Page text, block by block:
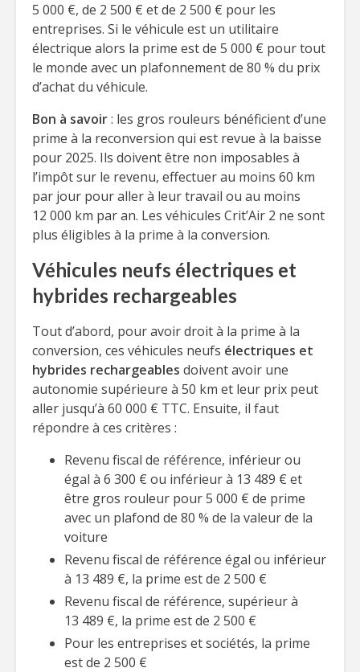
5 000 €, de 2 500 € et de 2 500 € pour les
entreprises. Si le véhicule est un utilitaire
électrique alors la prime est de 5 000 € pour tout
le monde avec un plafonnement de 80 % du prix
d’achat du véhicule.
Bon à savoir: les gros rouleurs bénéficient d’une
prime à la reconversion qui est revue à la baisse
pour 2025. Ils doivent être non imposables à
l’impôt sur le revenu, effectuer au moins 60 km
par jour pour aller à leur travail ou au moins
12 000 km par an. Les véhicules Crit’Air 2 ne sont
plus éligibles à la prime à la conversion.
Véhicules neufs électriques et
hybrides rechargeables
Tout d’abord, pour avoir droit à la prime à la
conversion, ces véhicules neufs électriques et
hybrides rechargeables doivent avoir une
autonomie supérieure à 50 km et leur prix peut
aller jusqu’à 60 000 € TTC. Ensuite, il faut
répondre à ces critères :
Revenu fiscal de référence, inférieur ou
égal à 6 300 € ou inférieur à 13 489 € et
être gros rouleur pour 5 000 € de prime
avec un plafond de 80 % de la valeur de la
voiture
Revenu fiscal de référence égal ou inférieur
à 13 489 €, la prime est de 2 500 €
Revenu fiscal de référence, supérieur à
13 489 €, la prime est de 2 500 €
Pour les entreprises et sociétés, la prime
est de 2 500 €